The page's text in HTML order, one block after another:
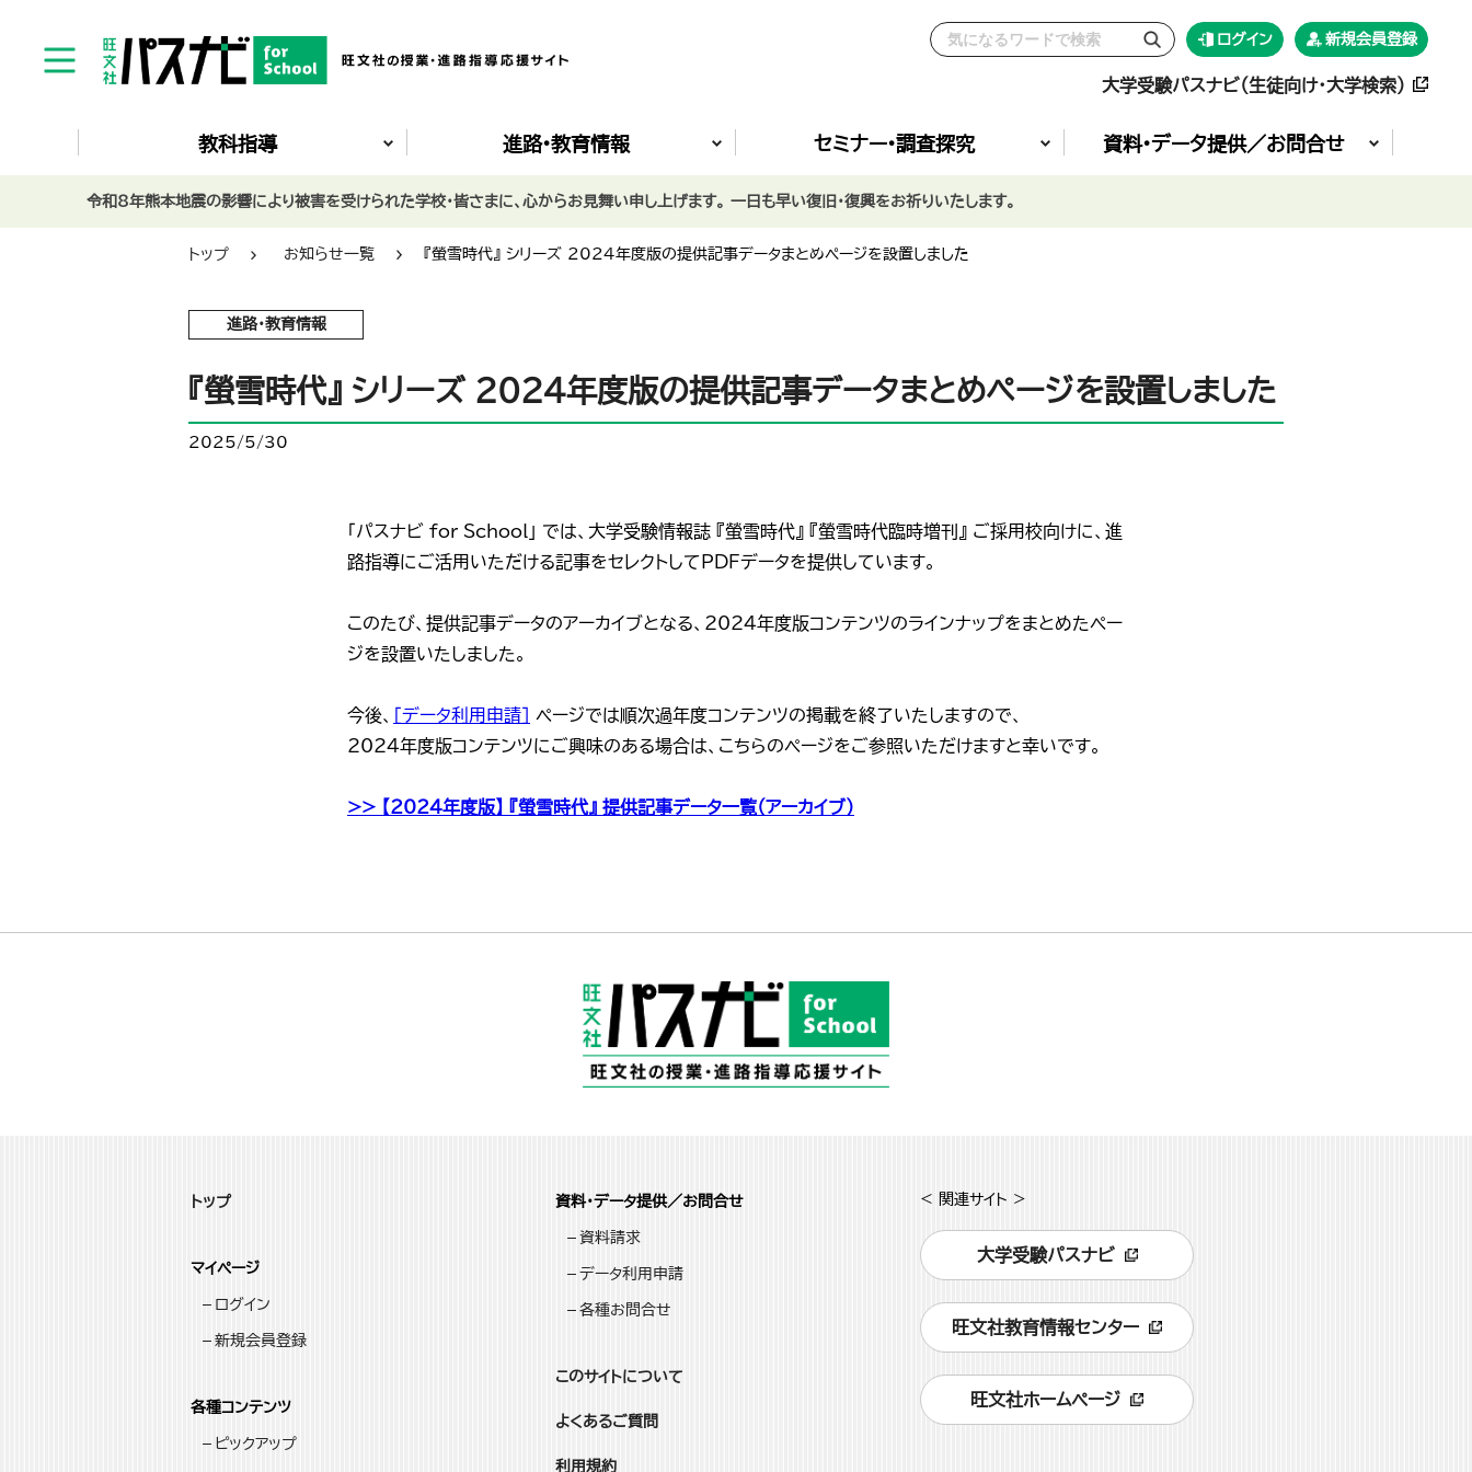
ログイン 新規会員登録
大学受験パスナビ（生徒向け・大学検索）
教科指導 進路•教育情報 セミナー•調査探究 資料•データ提供／お問合せ
トップ お知らせ一覧 『螢雪時代』 シリーズ 2024年度版の提供記事データまとめページを設置しました
進路・教育情報
『螢雪時代』 シリーズ 2024年度版の提供記事データまとめページを設置しました
2025/5/30
「パスナビ for School」 では、大学受験情報誌 『螢雪時代』 『螢雪時代臨時増刊』 ご採用校向けに、進
路指導にご活用いただける記事をセレクトしてPDFデータを提供しています。
このたび、提供記事データのアーカイブとなる、2024年度版コンテンツのラインナップをまとめたペー
ジを設置いたしました。
今後、 ［データ利用申請］
ページでは順次過年度コンテンツの掲載を終了いたしますので、
2024年度版コンテンツにご興味のある場合は、こちらのページをご参照いただけますと幸いです。
>> 【2024年度版】 『螢雪時代』 提供記事データ一覧（アーカイブ）
トップ
マイページ
ログイン
新規会員登録
各種コンテンツ
ピックアップ
資料・データ提供／お問合せ
資料請求
データ利用申請
各種お問合せ
このサイトについて
よくあるご質問
利用規約
< 関連サイト >
大学受験パスナビ
旺文社教育情報センター
旺文社ホームページ
令和8年熊本地震の影響により被害を受けられた学校・皆さまに、心からお見舞い申し上げます。 一日も早い復旧・復興をお祈りいたします。